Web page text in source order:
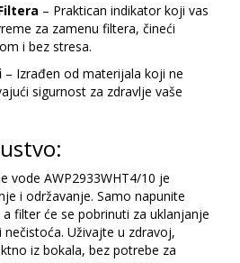
– Praktican indikator koji vas
za zamenu filtera, čineći
i bez stresa.
– Izrađen od materijala koji ne
sigurnost za zdravlje vaše
vode AWP2933WHT4/10 je
i održavanje. Samo napunite
filter će se pobrinuti za uklanjanje
Uživajte u zdravoj,
iz bokala, bez potrebe za